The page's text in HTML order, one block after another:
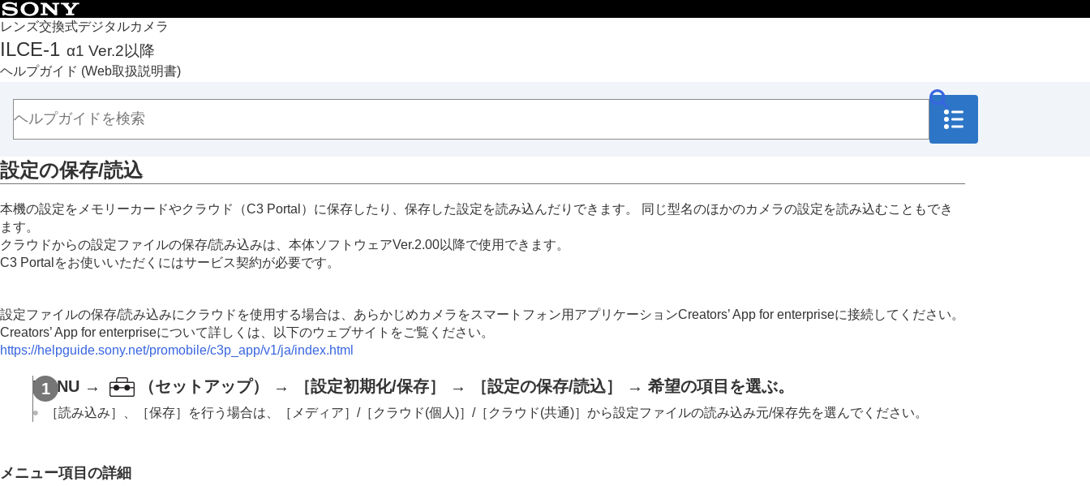
レンズ交換式デジタルカメラ
ILCE-1 α1 Ver.2以降
ヘルプガイド (Web取扱説明書)
トップページ
ヘルプガイドの使いかた
必ずお読みください
本体と付属品を確認する
本機の基本操作
MENU一覧から機能を探す
撮影機能を活用する
カメラをカスタマイズする
メモリーカードの設定
ファイルの設定
ファインダー/モニターの設定
電力設定
一般設定
設定の保存/読込
本機の設定をメモリーカードやクラウド（C3 Portal）に保存したり、保存した設定を読み込んだりできます。 同じ型名のほかのカメラの設定を読み込むこともでき
ます。
クラウドからの設定ファイルの保存/読み込みは、本体ソフトウェアVer.2.00以降で使用できます。
C3 Portalをお使いいただくにはサービス契約が必要です。
設定ファイルの保存/読み込みにクラウドを使用する場合は、あらかじめカメラをスマートフォン用アプリケーションCreators’ App for enterpriseに接続してください。
Creators’ App for enterpriseについて詳しくは、以下のウェブサイトをご覧ください。
https://helpguide.sony.net/promobile/c3p_app/v1/ja/index.html
MENU → （セットアップ） → ［設定初期化/保存］ → ［設定の保存/読込］ → 希望の項目を選ぶ。
［読み込み］ ［保存］ を行う場合は、 ［メディア］ /［クラウド(個人)］ /［クラウド(共通)］ から設定ファイルの読み込み元/保存先を選んでください。
メニュー項目の詳細